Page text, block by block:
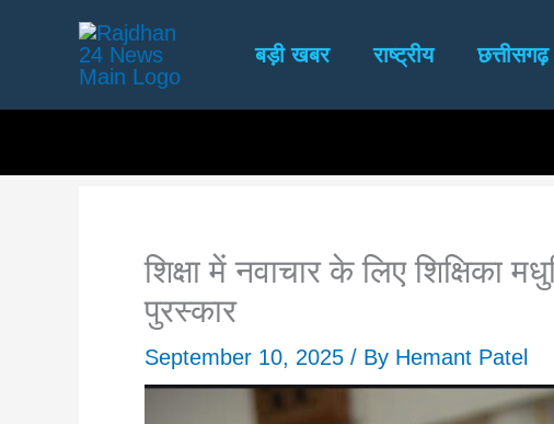
बड़ी खबर राष्ट्रीय छत्तीसगढ़
शिक्षा में नवाचार के लिए शिक्षिका
पुरस्कार
September 10, 2025 / By Hemant Patel